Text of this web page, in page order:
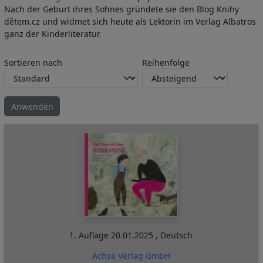
Nach der Geburt ihres Sohnes gründete sie den Blog Knihy
dětem.cz und widmet sich heute als Lektorin im Verlag Albatros
ganz der Kinderliteratur.
Sortieren nach Reihenfolge
1. Auflage20.01.2025 , Deutsch
Achse Verlag GmbH